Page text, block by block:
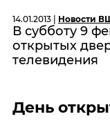
14.01.2013 | Новости
В субботу 9
открытых
телевидения
День